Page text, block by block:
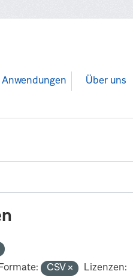
Anwendungen Über uns
Formate: CSV
Lizenzen: